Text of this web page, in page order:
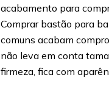
acabamento para
Comprar bastão para
comuns acabam
não leva em conta
firmeza, fica com